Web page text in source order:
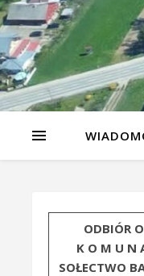
ODBIÓR
K O M U N
SOŁECTWO